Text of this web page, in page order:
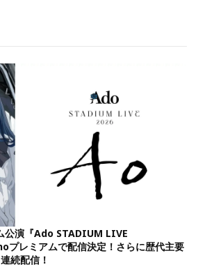
公演『Ado STADIUM LIVE
プレミアムで配信決定！さらに歴代主要
続配信！